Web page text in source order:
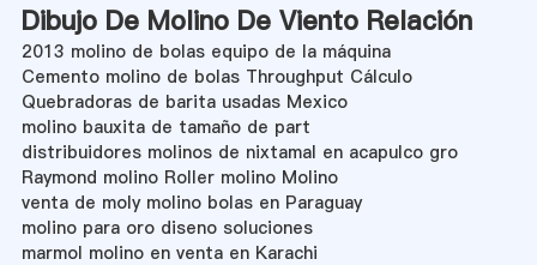
Dibujo De Molino De Viento Relación
2013 molino de bolas equipo de la máquina
Cemento molino de bolas Throughput Cálculo
Quebradoras de barita usadas Mexico
molino bauxita de tamaño de part
distribuidores molinos de nixtamal en acapulco gro
Raymond molino Roller molino Molino
venta de moly molino bolas en Paraguay
molino para oro diseno soluciones
marmol molino en venta en Karachi